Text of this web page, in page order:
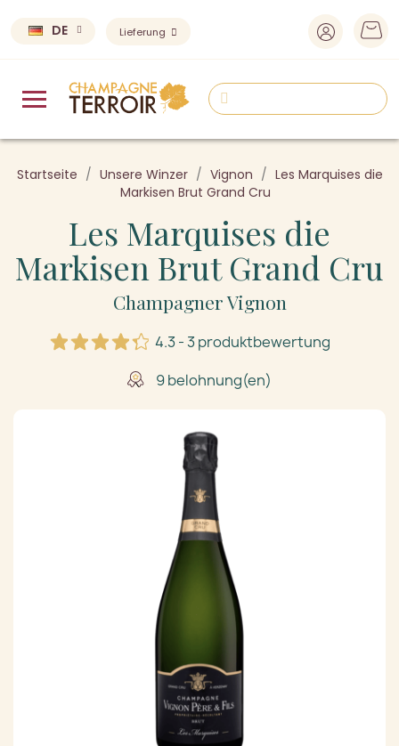
DE Lieferung
Startseite Unsere Winzer Vignon
Les Marquises die
Markisen Brut Grand Cru
Les Marquises die
Markisen Brut Grand Cru
Champagner Vignon
4.3 - 3 produktbewertung
9 belohnung(en)